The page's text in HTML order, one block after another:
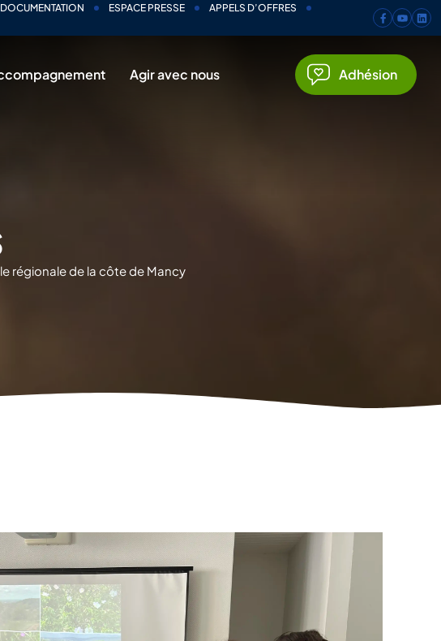
DOCUMENTATION ESPACE PRESSE
APPELS D’OFFRES
Agir avec nous Adhésion
régionale de la côte de Mancy